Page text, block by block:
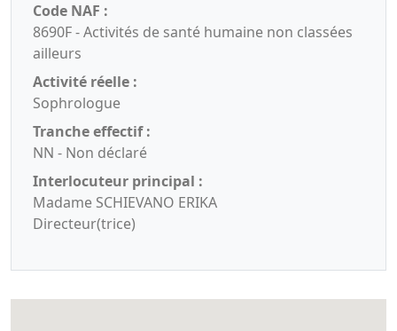
Code NAF :
8690F - Activités de santé humaine non classées
ailleurs
Activité réelle :
Sophrologue
Tranche effectif :
NN - Non déclaré
Interlocuteur principal :
Madame SCHIEVANO ERIKA
Directeur(trice)